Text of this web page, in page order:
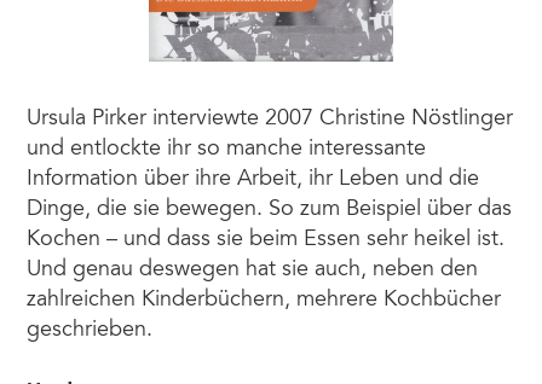
Ursula Pirker interviewte 2007 Christine Nöstlinger
und entlockte ihr so manche interessante
Information über ihre Arbeit, ihr Leben und die
Dinge, die sie bewegen. So zum Beispiel über das
Kochen – und dass sie beim Essen sehr heikel ist.
Und genau deswegen hat sie auch, neben den
zahlreichen Kinderbüchern, mehrere Kochbücher
geschrieben.